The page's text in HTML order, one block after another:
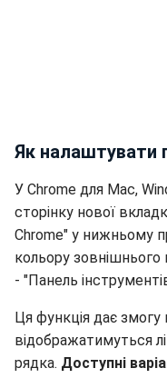
Як налаштувати
У Chrome для Mac,
сторінку нової
Chrome" у нижньому
кольору
- "Панель
Ця функція дає змогу
відображатимуться
рядка. Доступні